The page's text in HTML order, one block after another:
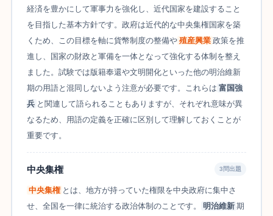
経済を豊かにして軍事力を強化し、近代国家を建設すること
を目指した基本方針です。政府は近代的な中央集権国家を築
くため、この目標を軸に貨幣制度の整備や 殖産興業 政策を推
進し、国家の財政と軍備を一体となって強化する体制を整え
ました。試験では版籍奉還や文明開化といった他の明治維新
期の用語と混同しないよう注意が必要です。これらは 富国強
兵 と関連して語られることもありますが、それぞれ意味が異
なるため、用語の定義を正確に区別して理解しておくことが
重要です。
中央集権 3問出題
中央集権 とは、地方が持っていた権限を中央政府に集中さ
せ、全国を一律に統治する政治体制のことです。
明治維新 期